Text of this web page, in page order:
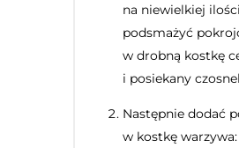
na niewielkiej
podsmażyć
w drobną kostkę
i posiekany
Następnie dodać
w kostkę warzywa: